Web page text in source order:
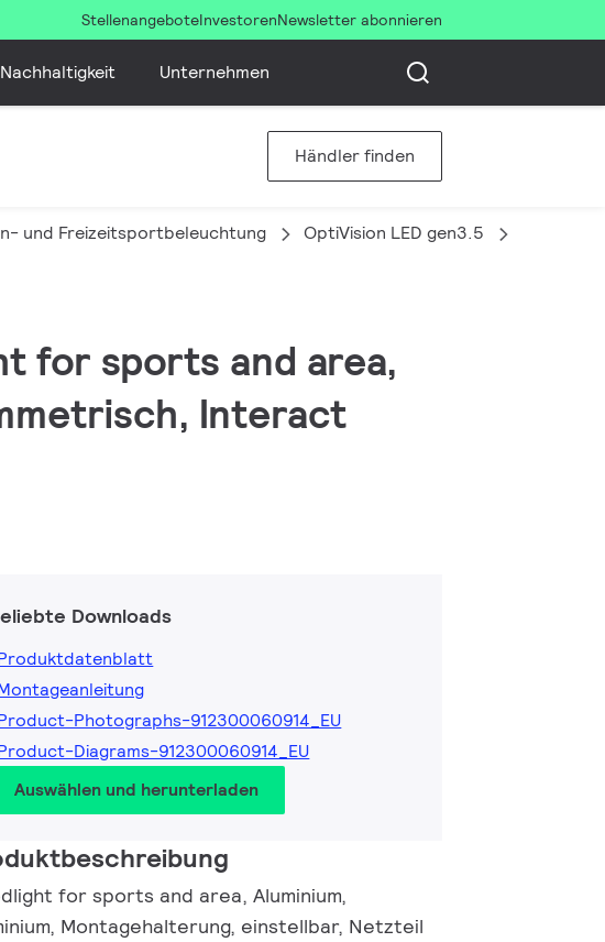
StellenangeboteInvestorenNewsletter abonnieren
Nachhaltigkeit Unternehmen
Händler finden
und Freizeitsportbeleuchtung OptiVision LED gen3.5
for sports and area,
Interact
Downloads
Photographs-912300060914_EU
Diagrams-912300060914_EU
Auswählen und herunterladen
for sports and area, Aluminium,
Montagehalterung, einstellbar, Netzteil